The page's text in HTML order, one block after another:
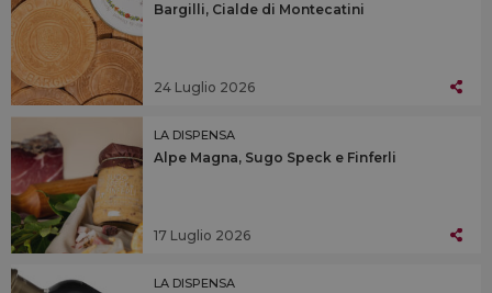
Bargilli, Cialde di Montecatini
24 Luglio 2026
LA DISPENSA
Alpe Magna, Sugo Speck e Finferli
17 Luglio 2026
LA DISPENSA